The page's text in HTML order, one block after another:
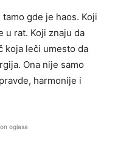
gde je haos. Koji
u rat. Koji znaju da
koja leči umesto da
Ona nije samo
harmonije i
oglasa